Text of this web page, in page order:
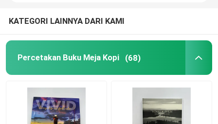
Mencetak Alkitab yang Disesuaikan
Kotak Kemasan Hadiah
KATEGORI LAINNYA DARI KAMI
Percetakan Buku Meja Kopi (68)